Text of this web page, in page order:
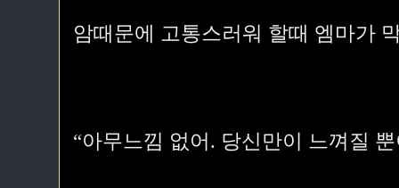
암때문에 고통스러워 할때 엠마가
“아무느낌 없어. 당신만이 느껴질